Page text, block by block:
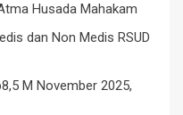
Husada Mahakam
dan Non Medis RSUD
M November 2025,